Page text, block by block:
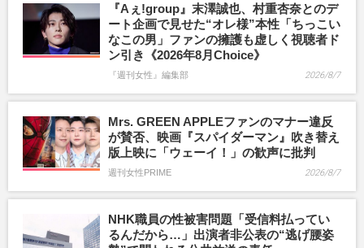
『Aぇ!group』末澤誠也、村重杏奈とのデ
ート企画で見せた“オレ様”本性「ちっこい
なこの男」ファンの擁護も虚しく視聴者ド
ン引き《2026年8月Choice》
『週刊女性』編集部 2026/8/7
Mrs. GREEN APPLEファンのマナー違反
が賛否、映画『スパイダーマン』吹き替え
版上映に「ウェーイ！」の歓声に批判
週刊女性PRIME 2026/8/7
NHK職員の性被害問題「受信料払ってい
るんだから…」出演者非公表の“逃げ腰姿